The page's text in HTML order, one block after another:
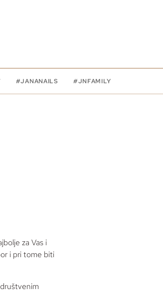
#JANANAILS #JNFAMILY
za Vas i
i pri tome biti